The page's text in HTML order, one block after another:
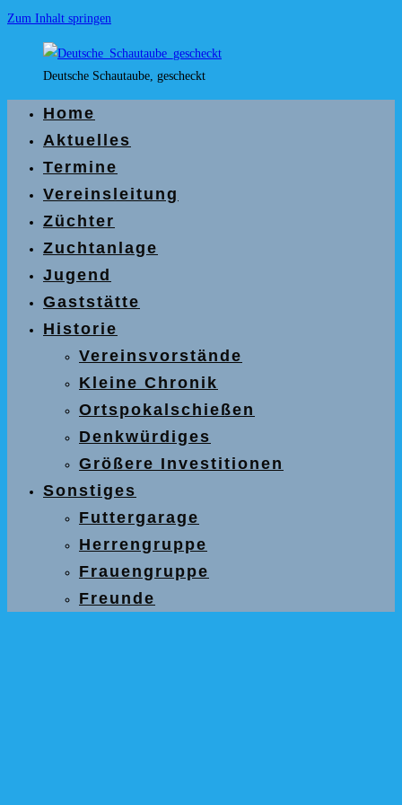
Zum Inhalt springen
Deutsche Schautaube, gescheckt
Home
Aktuelles
Termine
Vereinsleitung
Züchter
Zuchtanlage
Jugend
Gaststätte
Historie
Vereinsvorstände
Kleine Chronik
Ortspokalschießen
Denkwürdiges
Größere Investitionen
Sonstiges
Futtergarage
Herrengruppe
Frauengruppe
Freunde